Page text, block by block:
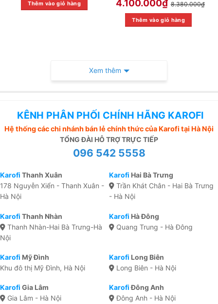
Thêm vào giỏ hàng 4.100.000₫ 8.380.000₫
Thêm vào giỏ hàng
Xem thêm
KÊNH PHÂN PHỐI CHÍNH HÃNG KAROFI
Hệ thống các chi nhánh bán lẻ chính thức của Karofi tại Hà Nội
TỔNG ĐÀI HỖ TRỢ TRỰC TIẾP
096 542 5558
Karofi Thanh Xuân
178 Nguyễn Xiển - Thanh Xuân -
Hà Nội
Karofi Hai Bà Trưng
Trần Khát Chân - Hai Bà Trưng
- Hà Nội
Karofi Thanh Nhàn
Thanh Nhàn-Hai Bà Trưng-Hà
Nội
Karofi Hà Đông
Quang Trung - Hà Đông
Karofi Mỹ Đình
Khu đô thị Mỹ Đình, Hà Nội
Karofi Long Biên
Long Biên - Hà Nội
Karofi Gia Lâm
Gia Lâm - Hà Nội
KarofiĐông Anh
Đông Anh - Hà Nội